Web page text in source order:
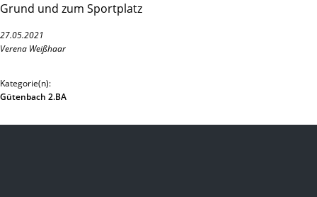
Grund und zum Sportplatz
27.05.2021
Verena Weißhaar
Kategorie(n):
Gütenbach 2.BA